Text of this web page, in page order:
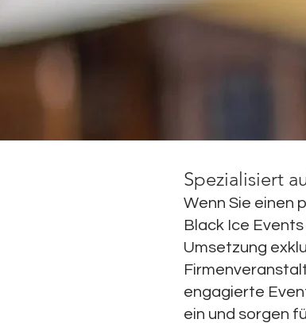
Spezialisiert
Wenn Sie einen
Black Ice
Umsetzung
engagierte
ein und sorgen